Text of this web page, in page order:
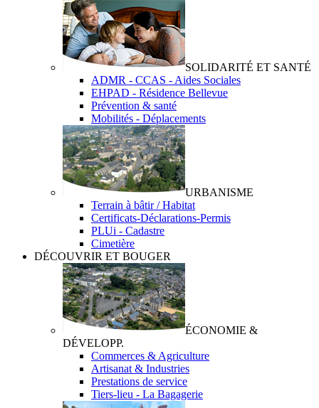
SOLIDARITÉ ET SANTÉ
ADMR - CCAS - Aides Sociales
EHPAD - Résidence Bellevue
Prévention & santé
Mobilités - Déplacements
URBANISME
Terrain à bâtir / Habitat
Certificats-Déclarations-Permis
PLUi - Cadastre
Cimetière
DÉCOUVRIR ET BOUGER
ÉCONOMIE &
DÉVELOPP.
Commerces & Agriculture
Artisanat & Industries
Prestations de service
Tiers-lieu - La Bagagerie